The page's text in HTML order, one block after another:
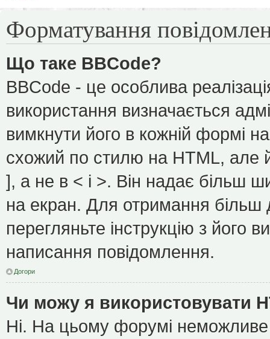
Форматування
Що таке BBCode?
BBCode - це особлива
використання визначається
вимкнути його в кожній формі
схожий по стилю на HTML, але
], а не в < і >. Він надає більш
на екран. Для отримання більш
перегляньте інструкцію з його
написання повідомлення.
Догори
Чи можу я використовувати
Ні. На цьому форумі